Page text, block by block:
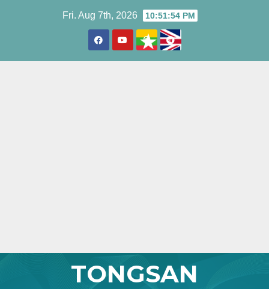
Fri. Aug 7th, 2026 10:51:55 PM
TONGSAN